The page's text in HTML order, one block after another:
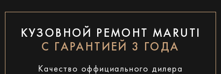
КУЗОВНОЙ РЕМОНТ MARUTI
С ГАРАНТИЕЙ 3 ГОДА
Качество оффициального дилера